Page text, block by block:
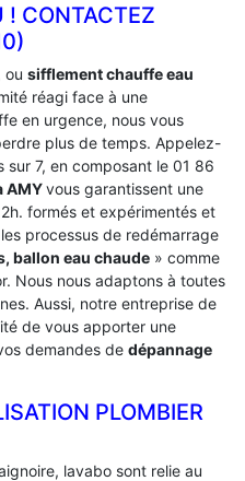
! CONTACTEZ
ou sifflement chauffe eau
réagi face à une
en urgence, nous vous
plus de temps. Appelez-
sur 7, en composant le 01 86
AMYvous garantissent une
formés et expérimentés et
processus de redémarrage
ballon eau chaude » comme
Nous nous adaptons à toutes
Aussi, notre entreprise de
de vous apporter une
demandes de dépannage
PLOMBIER
lavabo sont relie au